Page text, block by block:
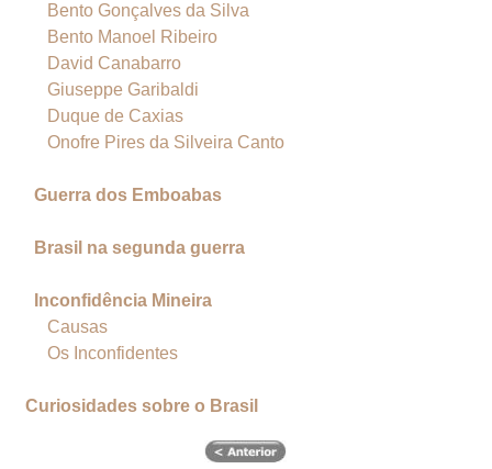
Bento Gonçalves da Silva
Bento Manoel Ribeiro
David Canabarro
Giuseppe Garibaldi
Duque de Caxias
Onofre Pires da Silveira Canto
Guerra dos Emboabas
Brasil na segunda guerra
Inconfidência Mineira
Causas
Os Inconfidentes
Curiosidades sobre o Brasil